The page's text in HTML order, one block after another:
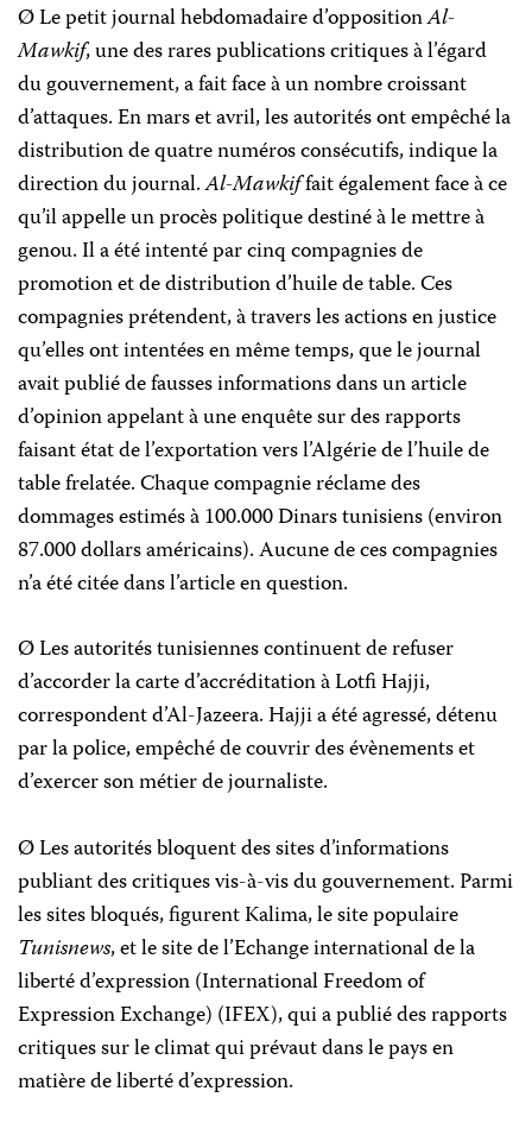
Ø Le petit journal hebdomadaire d’oppositionAl-
Mawkif, une des rares publications critiques à l’égard
du gouvernement, a fait face à un nombre croissant
d’attaques. En mars et avril, les autorités ont empêché la
distribution de quatre numéros consécutifs, indique la
direction du journal.Al-Mawkiffait également face à ce
qu’il appelle un procès politique destiné à le mettre à
genou. Il a été intenté par cinq compagnies de
promotion et de distribution d’huile de table. Ces
compagnies prétendent, à travers les actions en justice
qu’elles ont intentées en même temps, que le journal
avait publié de fausses informations dans un article
d’opinion appelant à une enquête sur des rapports
faisant état de l’exportation vers l’Algérie de l’huile de
table frelatée. Chaque compagnie réclame des
dommages estimés à 100.000 Dinars tunisiens (environ
87.000 dollars américains). Aucune de ces compagnies
n’a été citée dans l’article en question.
Ø Les autorités tunisiennes continuent de refuser
d’accorder la carte d’accréditation à Lotfi Hajji,
correspondent d’Al-Jazeera. Hajji a été agressé, détenu
par la police, empêché de couvrir des évènements et
d’exercer son métier de journaliste.
Ø Les autorités bloquent des sites d’informations
publiant des critiques vis-à-vis du gouvernement. Parmi
les sites bloqués, figurent Kalima, le site populaire
Tunisnews, et le site de l’Echange international de la
liberté d’expression (International Freedom of
Expression Exchange) (IFEX), qui a publié des rapports
critiques sur le climat qui prévaut dans le pays en
matière de liberté d’expression.